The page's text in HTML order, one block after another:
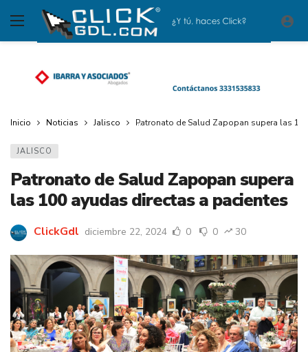
Inicio Noticias Jalisco Patronato de Salud Zapopan supera las
JALISCO
Patronato de Salud Zapopan supera
las 100 ayudas directas a pacientes
ClickGdl diciembre 22, 2024 0 0 30